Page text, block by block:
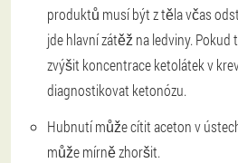
produktů musí být z těla včas
jde hlavní zátěž na ledviny.
zvýšit koncentrace ketolátek v
diagnostikovat ketonózu.
Hubnutí může cítit aceton v
může mírně zhoršit.